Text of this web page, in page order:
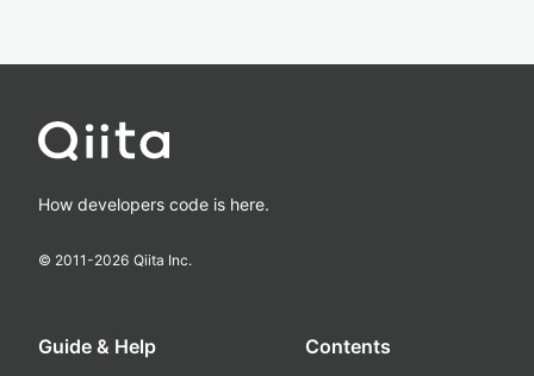
How developers code is here.
© 2011-2026 Qiita Inc.
Guide & Help Contents